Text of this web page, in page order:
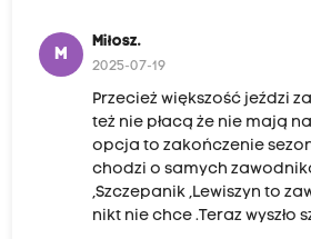
M
Miłosz.
2025-07-19
Przecież większość jeździ
też nie płacą że nie mają
opcja to zakończenie
chodzi o samych
,Szczepanik ,Lewiszyn to
nikt nie chce .Teraz wyszło